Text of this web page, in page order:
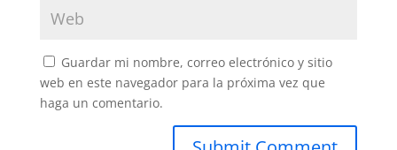
Guardar mi nombre, correo electrónico y sitio
web en este navegador para la próxima vez que
haga un comentario.